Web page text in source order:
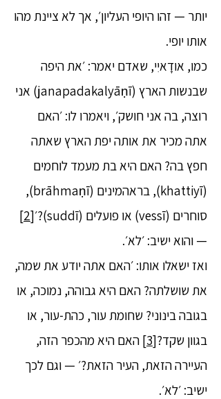
יותר — זהו היופי העליון׳, אך לא ציינת מהו
אותו יופי.
כמו, אודָאיִי, שאדם יאמר: ׳את היפה
שבנשות הארץ (janapadakalyāṇī) אני
רוצה, בה אני חושק׳, ויאמרו לו: ׳האם
אתה מכיר את אותה יפת הארץ שאתה
חפץ בה? האם היא בת מעמד לוחמים
(khattiyī), בראהמינים (brāhmaṇī),
סוחרים (vessī) או פועלים (suddī)?׳
[2]
— והוא ישיב: ׳לא׳.
ואז ישאלו אותו: ׳האם אתה יודע את שמה,
את שושלתה? האם היא גבוהה, נמוכה, או
בגובה בינוני? שחומת עור, כהת-עור, או
בגוון שקד?[3]
האם היא מהכפר הזה,
העיירה הזאת, העיר הזאת?׳ — וגם לכך
ישיב: ׳לא׳.